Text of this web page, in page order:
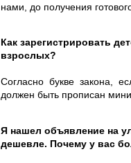
нами, до получения
Как зарегистрировать
взрослых?
Согласно букве закона,
должен быть прописан
Я нашел объявление на
дешевле. Почему у вас